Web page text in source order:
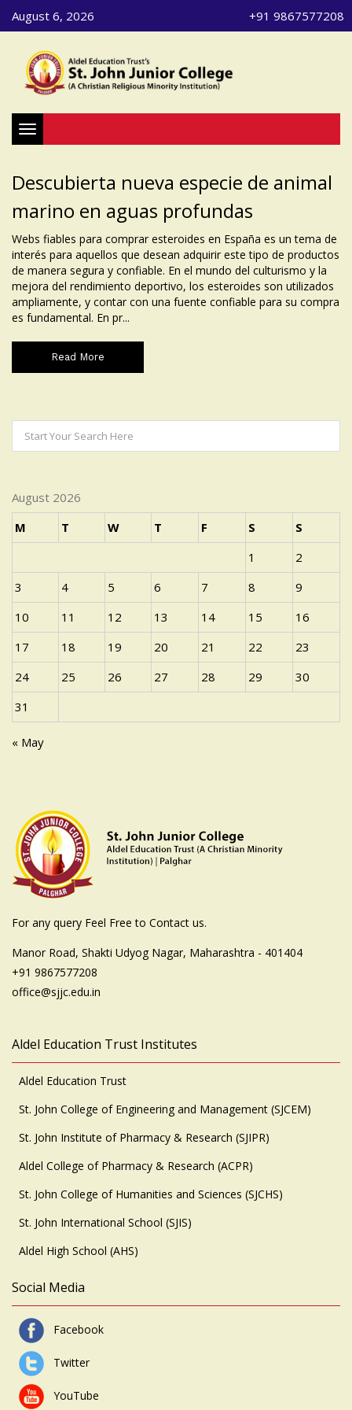
August 6, 2026 +91 9867577208
Toggle navigation
Descubierta nueva especie de animal
marino en aguas profundas
Webs fiables para comprar esteroides en España es un tema de
interés para aquellos que desean adquirir este tipo de productos
de manera segura y confiable. En el mundo del culturismo y la
mejora del rendimiento deportivo, los esteroides son utilizados
ampliamente, y contar con una fuente confiable para su compra
es fundamental. En pr...
Read More
August 2026
M
T W T F S
S
1
2
3
4 5 6 7 8
9
10
11 12 13 14 15
16
17
18 19 20 21 22
23
24
25 26 27 28 29
30
31
« May
For any query Feel Free to Contact us.
Manor Road, Shakti Udyog Nagar, Maharashtra - 401404
+91 9867577208
office@sjjc.edu.in
Aldel Education Trust Institutes
Aldel Education Trust
St. John College of Engineering and Management (SJCEM)
St. John Institute of Pharmacy & Research (SJIPR)
Aldel College of Pharmacy & Research (ACPR)
St. John College of Humanities and Sciences (SJCHS)
St. John International School (SJIS)
Aldel High School (AHS)
Social Media
Facebook
Twitter
YouTube